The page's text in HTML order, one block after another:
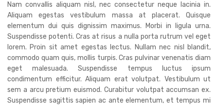
Nam convallis aliquam nisl, nec consectetur neque lacinia in.
Aliquam egestas vestibulum massa at placerat. Quisque
elementum dui quis dignissim maximus. Morbi in ligula urna.
Suspendisse potenti. Cras at risus a nulla porta rutrum vel eget
lorem. Proin sit amet egestas lectus. Nullam nec nisl blandit,
commodo quam quis, mollis turpis. Cras pulvinar venenatis diam
eget malesuada. Suspendisse tempus luctus ipsum
condimentum efficitur. Aliquam erat volutpat. Vestibulum ut
sem a arcu pretium euismod. Curabitur volutpat accumsan ex.
Suspendisse sagittis sapien ac ante elementum, et tempus mi